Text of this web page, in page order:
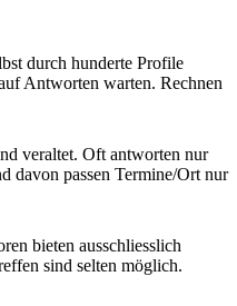
durch hunderte Profile
Antworten warten. Rechnen
veraltet. Oft antworten nur
davon passen Termine/Ort nur
bieten ausschliesslich
sind selten möglich.